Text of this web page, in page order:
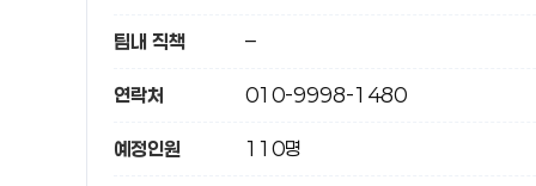
팀내 직책 –
연락처 010-9998-1480
예정인원 110명